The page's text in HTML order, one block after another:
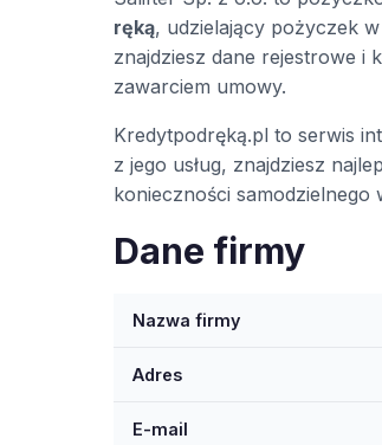
ręką, udzielający pożyczek w
znajdziesz dane rejestrowe
zawarciem umowy.
Kredytpodręką.pl to serwis
z jego usług, znajdziesz
konieczności
Dane firmy
Nazwa firmy
Adres
E-mail